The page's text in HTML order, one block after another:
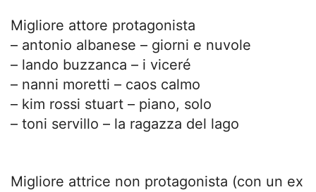
Migliore attore protagonista
– antonio albanese – giorni e nuvole
– lando buzzanca – i viceré
– nanni moretti – caos calmo
– kim rossi stuart – piano, solo
– toni servillo – la ragazza del lago
Migliore attrice non protagonista (con un ex